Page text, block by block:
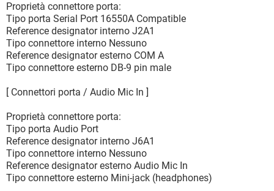
Proprietà connettore porta:
Tipo porta Serial Port 16550A Compatible
Reference designator interno J2A1
Tipo connettore interno Nessuno
Reference designator esterno COM A
Tipo connettore esterno DB-9 pin male
[ Connettori porta / Audio Mic In ]
Proprietà connettore porta:
Tipo porta Audio Port
Reference designator interno J6A1
Tipo connettore interno Nessuno
Reference designator esterno Audio Mic In
Tipo connettore esterno Mini-jack (headphones)